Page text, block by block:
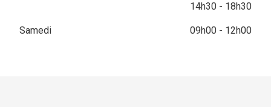
14h30 - 18h30
Samedi 09h00 - 12h00